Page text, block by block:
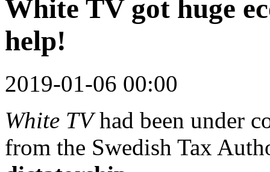
White TV got huge
help!
2019-01-06 00:00
White TVhad been under
from the Swedish Tax